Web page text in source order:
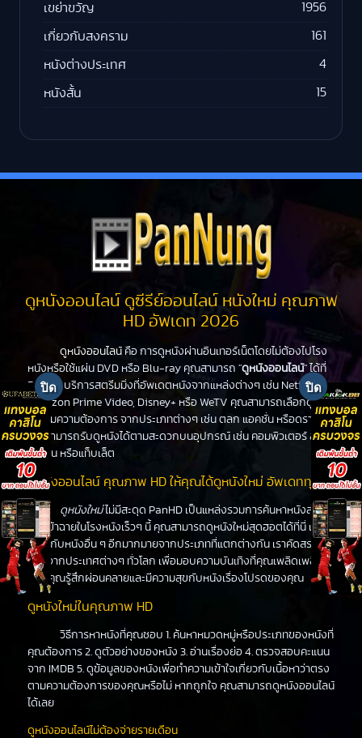
เขย่าขวัญ 1956
เกี่ยวกับสงคราม 161
หนังต่างประเทศ 4
หนังสั้น 15
ดูหนังออนไลน์ ดูซีรีย์ออนไลน์ หนังใหม่ คุณภาพ
HD อัพเดท 2026
ดูหนังออนไลน์ คือ การดูหนังผ่านอินเทอร์เน็ตโดยไม่ต้องไปโรง
หนังหรือใช้แผ่น DVD หรือ Blu-ray คุณสามารถ "ดูหนังออนไลน์" ได้ที่
PanHD บริการสตรีมมิ่งที่อัพเดตหนังจากแหล่งต่างๆ เช่น Netflix,
Amazon Prime Video, Disney+ หรือ WeTV คุณสามารถเลือกดูหนัง
ได้ตามความต้องการ จากประเภทต่างๆ เช่น ตลก แอคชั่น หรือดราม่า
คุณสามารถรับดูหนังได้ตามสะดวกบนอุปกรณ์ เช่น คอมพิวเตอร์ สมา
ร์ทโฟน หรือแท็บเล็ต
ดูหนังออนไลน์ คุณภาพ HD ให้คุณได้ดูหนังใหม่ อัพเดททุกวัน
ดูหนังใหม่ไม่มีสะดุด PanHD เป็นแหล่งรวมการค้นหาหนังล่าสุด
ที่จะเข้าฉายในโรงหนังเร็วๆ นี้ คุณสามารถดูหนังใหม่สุดฮอตได้ที่นี่ เช่น
เดียวกับหนังอื่น ๆ อีกมากมายจากประเภทที่แตกต่างกัน เราคัดสรร
หนังจากประเทศต่างๆ ทั่วโลก เพื่อมอบความบันเทิงที่คุณเพลิดเพลิน
ทำให้คุณรู้สึกผ่อนคลายและมีความสุขกับหนังเรื่องโปรดของคุณ
ดูหนังใหม่ในคุณภาพ HD
วิธีการหาหนังที่คุณชอบ 1. ค้นหาหมวดหมู่หรือประเภทของหนังที่
คุณต้องการ 2. ดูตัวอย่างของหนัง 3. อ่านเรื่องย่อ 4. ตรวจสอบคะแนน
จาก IMDB 5. ดูข้อมูลของหนังเพื่อทำความเข้าใจเกี่ยวกับเนื้อหาว่าตรง
ตามความต้องการของคุณหรือไม่ หากถูกใจ คุณสามารถดูหนังออนไลน์
ได้เลย
ดูหนังออนไลน์ไม่ต้องจ่ายรายเดือน